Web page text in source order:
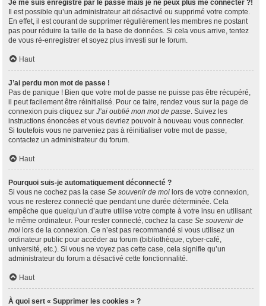
Je me suis enregistré par le passé mais je ne peux plus me connecter ?!
Il est possible qu’un administrateur ait désactivé ou supprimé votre compte.
En effet, il est courant de supprimer régulièrement les membres ne postant
pas pour réduire la taille de la base de données. Si cela vous arrive, tentez
de vous ré-enregistrer et soyez plus investi sur le forum.
Haut
J’ai perdu mon mot de passe !
Pas de panique ! Bien que votre mot de passe ne puisse pas être récupéré,
il peut facilement être réinitialisé. Pour ce faire, rendez vous sur la page de
connexion puis cliquez sur J’ai oublié mon mot de passe. Suivez les
instructions énoncées et vous devriez pouvoir à nouveau vous connecter.
Si toutefois vous ne parveniez pas à réinitialiser votre mot de passe,
contactez un administrateur du forum.
Haut
Pourquoi suis-je automatiquement déconnecté ?
Si vous ne cochez pas la case Se souvenir de moi lors de votre connexion,
vous ne resterez connecté que pendant une durée déterminée. Cela
empêche que quelqu’un d’autre utilise votre compte à votre insu en utilisant
le même ordinateur. Pour rester connecté, cochez la case Se souvenir de
moi lors de la connexion. Ce n’est pas recommandé si vous utilisez un
ordinateur public pour accéder au forum (bibliothèque, cyber-café,
université, etc.). Si vous ne voyez pas cette case, cela signifie qu’un
administrateur du forum a désactivé cette fonctionnalité.
Haut
À quoi sert « Supprimer les cookies » ?